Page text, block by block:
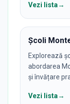
Vezi lista→
Școli
Explorează
abordarea
și învățare
Vezi lista→